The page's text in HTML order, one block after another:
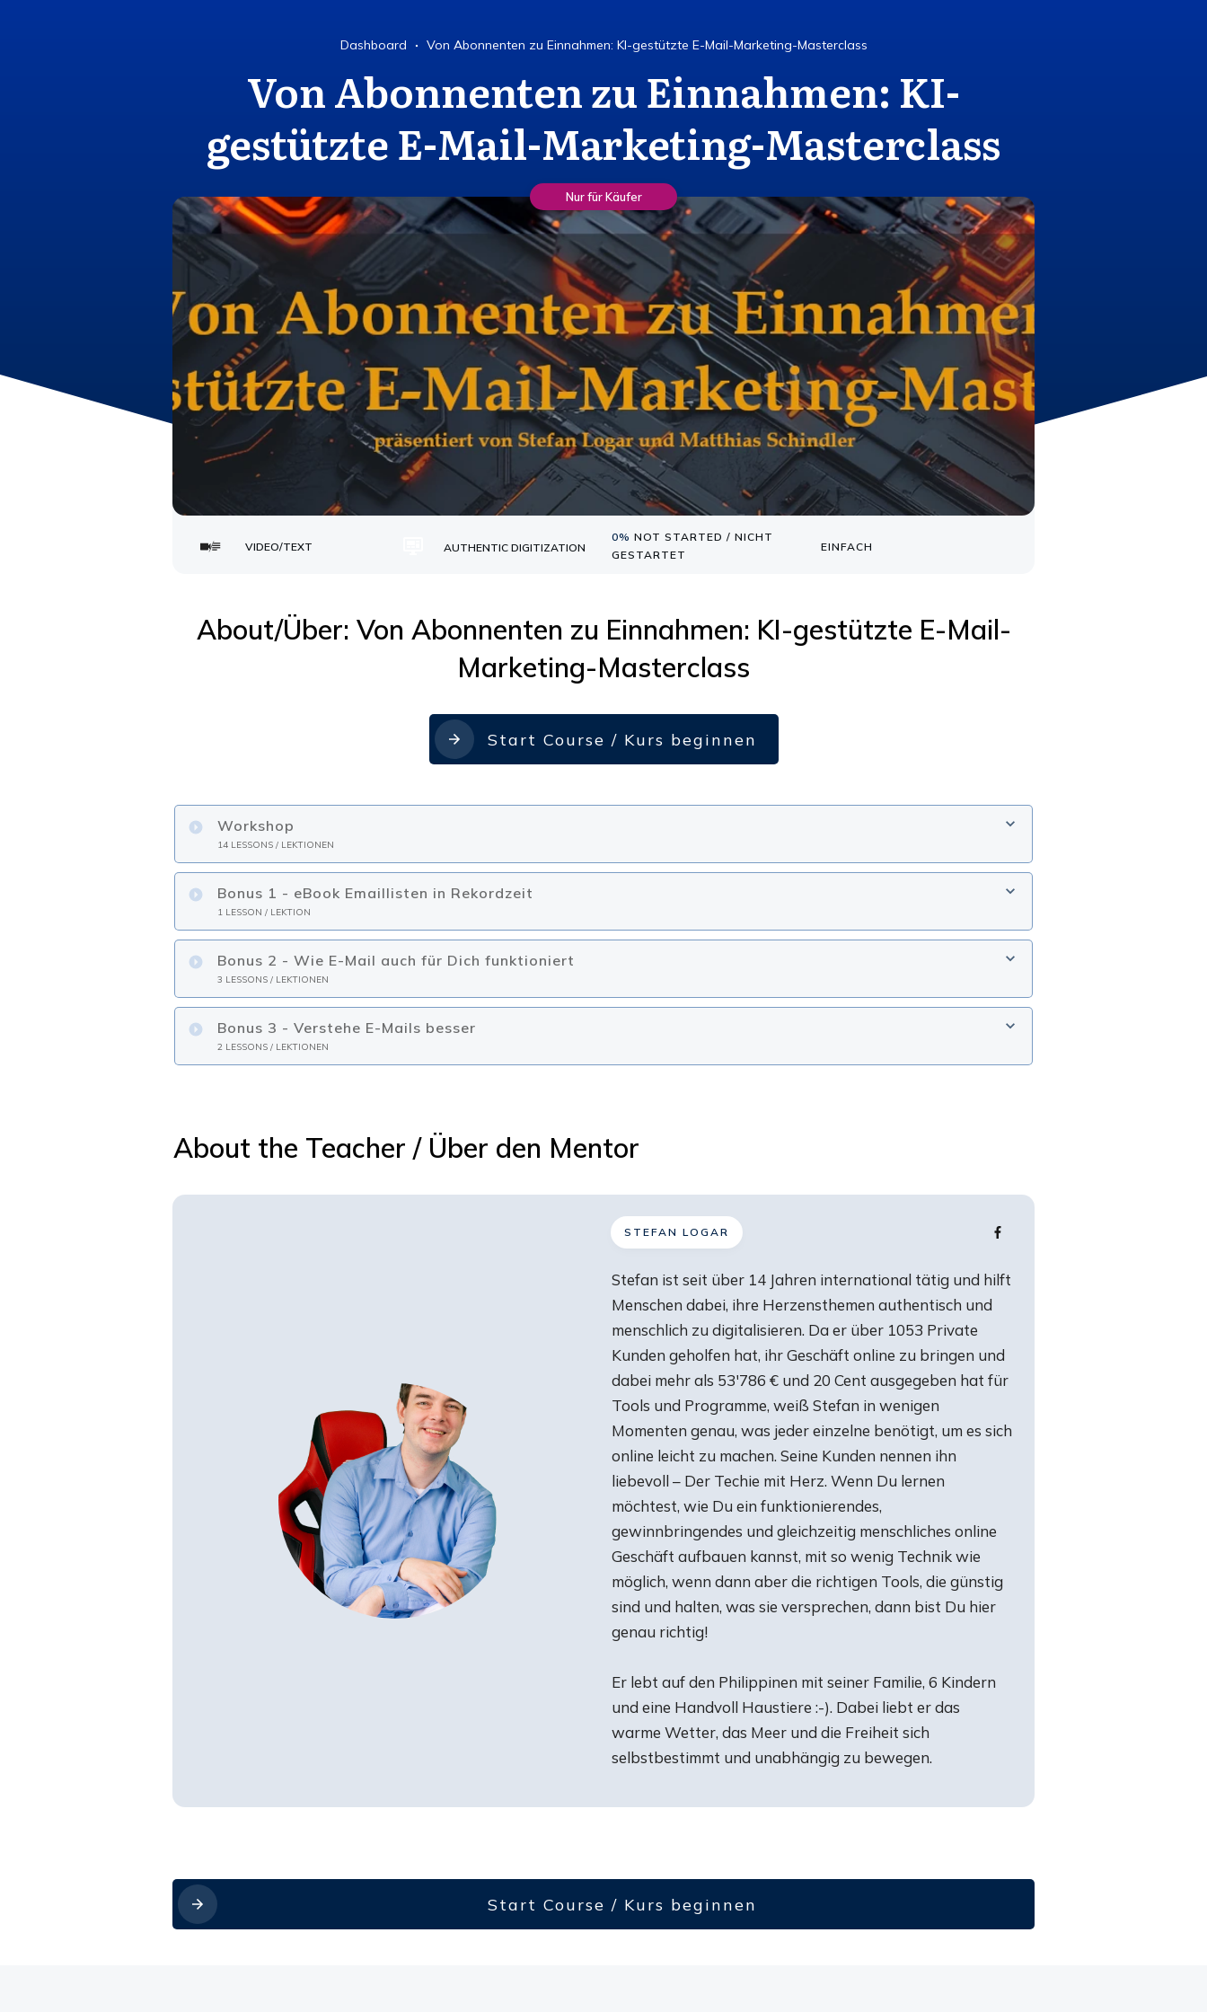
Dashboard Von Abonnenten zu Einnahmen: KI-gestützte E-Mail-Marketing-Masterclass
Von Abonnenten zu Einnahmen: KI-
gestützte E-Mail-Marketing-Masterclass
Nur für Käufer
VIDEO/TEXT AUTHENTIC DIGITIZATION
0% NOT STARTED / NICHT
GESTARTET
EINFACH
About/Über: Von Abonnenten zu Einnahmen: KI-gestützte E-Mail-
Marketing-Masterclass
Start Course / Kurs beginnen
Workshop
14 LESSONS / LEKTIONEN
Bonus 1 - eBook Emaillisten in Rekordzeit
1 LESSON / LEKTION
Bonus 2 - Wie E-Mail auch für Dich funktioniert
3 LESSONS / LEKTIONEN
Bonus 3 - Verstehe E-Mails besser
2 LESSONS / LEKTIONEN
About the Teacher / Über den Mentor
STEFAN LOGAR
Stefan ist seit über 14 Jahren international tätig und hilft
Menschen dabei, ihre Herzensthemen authentisch und
menschlich zu digitalisieren. Da er über 1053 Private
Kunden geholfen hat, ihr Geschäft online zu bringen und
dabei mehr als 53'786 € und 20 Cent ausgegeben hat für
Tools und Programme, weiß Stefan in wenigen
Momenten genau, was jeder einzelne benötigt, um es sich
online leicht zu machen. Seine Kunden nennen ihn
liebevoll – Der Techie mit Herz. Wenn Du lernen
möchtest, wie Du ein funktionierendes,
gewinnbringendes und gleichzeitig menschliches online
Geschäft aufbauen kannst, mit so wenig Technik wie
möglich, wenn dann aber die richtigen Tools, die günstig
sind und halten, was sie versprechen, dann bist Du hier
genau richtig!
Er lebt auf den Philippinen mit seiner Familie, 6 Kindern
und eine Handvoll Haustiere :-). Dabei liebt er das
warme Wetter, das Meer und die Freiheit sich
selbstbestimmt und unabhängig zu bewegen.
Start Course / Kurs beginnen